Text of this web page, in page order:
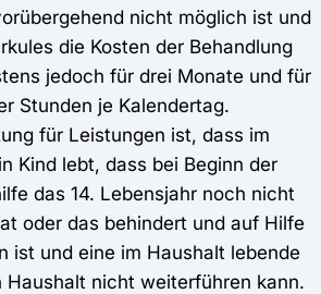
nicht möglich ist und
die Kosten der Behandlung
jedoch für drei Monate und für
Stunden je Kalendertag.
für Leistungen ist, dass im
Kind lebt, dass bei Beginn der
das 14. Lebensjahr noch nicht
oder das behindert und auf Hilfe
ist und eine im Haushalt lebende
Haushalt nicht weiterführen kann.